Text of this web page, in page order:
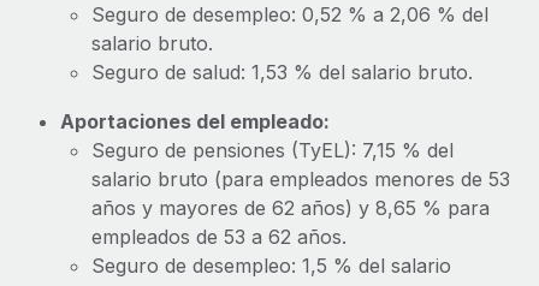
Seguro de desempleo: 0,52 % a 2,06 % del
salario bruto.
Seguro de salud: 1,53 % del salario bruto.
Aportaciones del empleado:
Seguro de pensiones (TyEL): 7,15 % del
salario bruto (para empleados menores de 53
años y mayores de 62 años) y 8,65 % para
empleados de 53 a 62 años.
Seguro de desempleo: 1,5 % del salario